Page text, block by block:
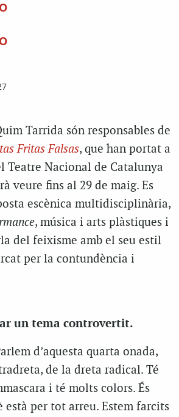
Tarrida són responsables de
Fritas Falsas, que han portat a
Teatre Nacional de Catalunya
veure fins al 29 de maig. Es
escènica multidisciplinària,
, música i arts plàstiques i
del feixisme amb el seu estil
per la contundència i
un tema controvertit.
d’aquesta quarta onada,
de la dreta radical. Té
i té molts colors. És
està per tot arreu. Estem farcits